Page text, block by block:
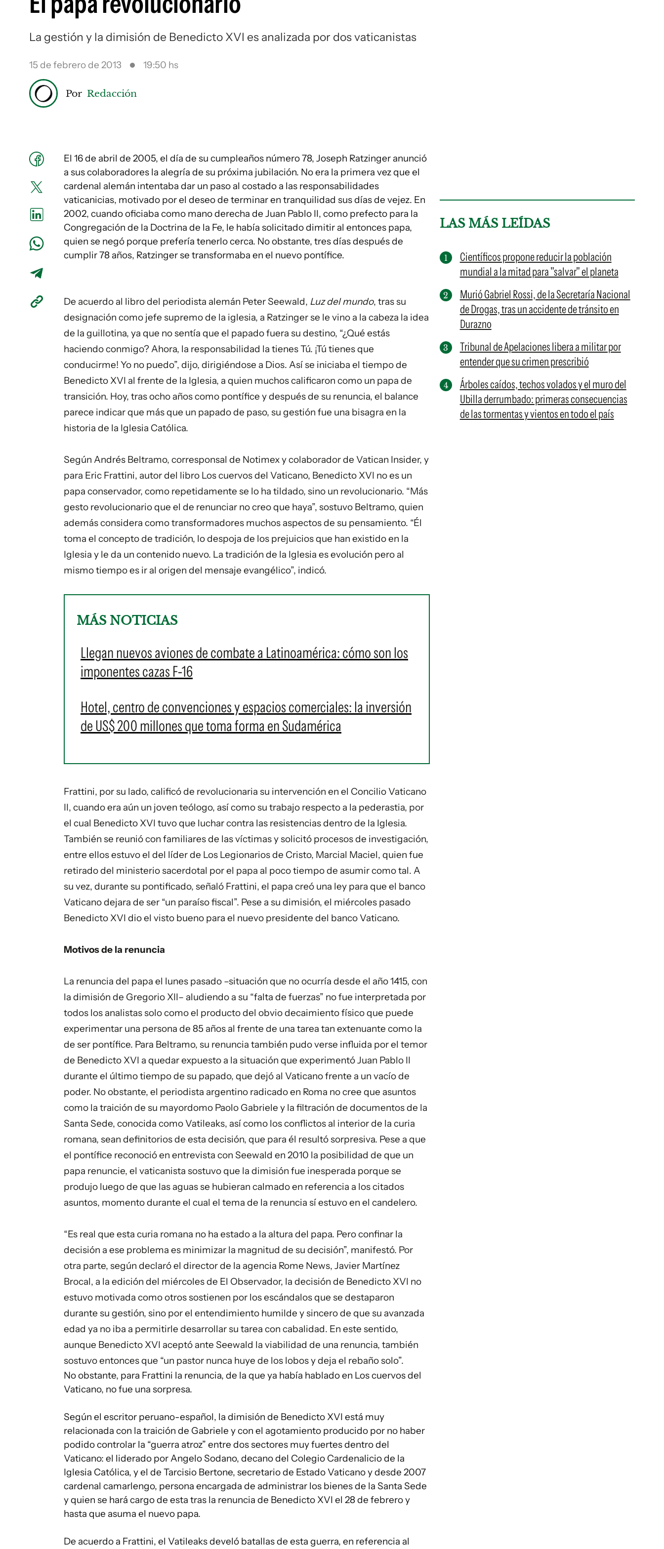
La gestión y la dimisión de Benedicto XVI es analizada por dos vaticanistas
15 de febrero de 2013 19:50 hs
Por Redacción
El 16 de abril de 2005, el día de su cumpleaños número 78, Joseph Ratzinger anunció
a sus colaboradores la alegría de su próxima jubilación. No era la primera vez que el
cardenal alemán intentaba dar un paso al costado a las responsabilidades
vaticanicias, motivado por el deseo de terminar en tranquilidad sus días de vejez. En
2002, cuando oficiaba como mano derecha de Juan Pablo II, como prefecto para la
Congregación de la Doctrina de la Fe, le había solicitado dimitir al entonces papa,
quien se negó porque prefería tenerlo cerca. No obstante, tres días después de
cumplir 78 años, Ratzinger se transformaba en el nuevo pontífice.
De acuerdo al libro del periodista alemán Peter Seewald, Luz del mundo, tras su
designación como jefe supremo de la iglesia, a Ratzinger se le vino a la cabeza la idea
de la guillotina, ya que no sentía que el papado fuera su destino, “¿Qué estás
haciendo conmigo? Ahora, la responsabilidad la tienes Tú. ¡Tú tienes que
conducirme! Yo no puedo”, dijo, dirigiéndose a Dios. Así se iniciaba el tiempo de
Benedicto XVI al frente de la Iglesia, a quien muchos calificaron como un papa de
transición. Hoy, tras ocho años como pontífice y después de su renuncia, el balance
parece indicar que más que un papado de paso, su gestión fue una bisagra en la
historia de la Iglesia Católica.
Según Andrés Beltramo, corresponsal de Notimex y colaborador de Vatican Insider, y
para Eric Frattini, autor del libro Los cuervos del Vaticano, Benedicto XVI no es un
papa conservador, como repetidamente se lo ha tildado, sino un revolucionario. “Más
gesto revolucionario que el de renunciar no creo que haya”, sostuvo Beltramo, quien
además considera como transformadores muchos aspectos de su pensamiento. “Él
toma el concepto de tradición, lo despoja de los prejuicios que han existido en la
Iglesia y le da un contenido nuevo. La tradición de la Iglesia es evolución pero al
mismo tiempo es ir al origen del mensaje evangélico”, indicó.
MÁS NOTICIAS
Llegan nuevos aviones de combate a Latinoamérica: cómo son los
imponentes cazas F-16
Hotel, centro de convenciones y espacios comerciales: la inversión
de US$ 200 millones que toma forma en Sudamérica
Frattini, por su lado, calificó de revolucionaria su intervención en el Concilio Vaticano
II, cuando era aún un joven teólogo, así como su trabajo respecto a la pederastia, por
el cual Benedicto XVI tuvo que luchar contra las resistencias dentro de la Iglesia.
También se reunió con familiares de las víctimas y solicitó procesos de investigación,
entre ellos estuvo el del líder de Los Legionarios de Cristo, Marcial Maciel, quien fue
retirado del ministerio sacerdotal por el papa al poco tiempo de asumir como tal. A
su vez, durante su pontificado, señaló Frattini, el papa creó una ley para que el banco
Vaticano dejara de ser “un paraíso fiscal”. Pese a su dimisión, el miércoles pasado
Benedicto XVI dio el visto bueno para el nuevo presidente del banco Vaticano.
Motivos de la renuncia
La renuncia del papa el lunes pasado –situación que no ocurría desde el año 1415, con
la dimisión de Gregorio XII– aludiendo a su “falta de fuerzas” no fue interpretada por
todos los analistas solo como el producto del obvio decaimiento físico que puede
experimentar una persona de 85 años al frente de una tarea tan extenuante como la
de ser pontífice. Para Beltramo, su renuncia también pudo verse influida por el temor
de Benedicto XVI a quedar expuesto a la situación que experimentó Juan Pablo II
durante el último tiempo de su papado, que dejó al Vaticano frente a un vacío de
poder. No obstante, el periodista argentino radicado en Roma no cree que asuntos
como la traición de su mayordomo Paolo Gabriele y la filtración de documentos de la
Santa Sede, conocida como Vatileaks, así como los conflictos al interior de la curia
romana, sean definitorios de esta decisión, que para él resultó sorpresiva. Pese a que
el pontífice reconoció en entrevista con Seewald en 2010 la posibilidad de que un
papa renuncie, el vaticanista sostuvo que la dimisión fue inesperada porque se
produjo luego de que las aguas se hubieran calmado en referencia a los citados
asuntos, momento durante el cual el tema de la renuncia sí estuvo en el candelero.
“Es real que esta curia romana no ha estado a la altura del papa. Pero confinar la
decisión a ese problema es minimizar la magnitud de su decisión”, manifestó. Por
otra parte, según declaró el director de la agencia Rome News, Javier Martínez
Brocal, a la edición del miércoles de El Observador, la decisión de Benedicto XVI no
estuvo motivada como otros sostienen por los escándalos que se destaparon
durante su gestión, sino por el entendimiento humilde y sincero de que su avanzada
edad ya no iba a permitirle desarrollar su tarea con cabalidad. En este sentido,
aunque Benedicto XVI aceptó ante Seewald la viabilidad de una renuncia, también
sostuvo entonces que “un pastor nunca huye de los lobos y deja el rebaño solo”.
No obstante, para Frattini la renuncia, de la que ya había hablado en Los cuervos del
Vaticano, no fue una sorpresa.
Según el escritor peruano-español, la dimisión de Benedicto XVI está muy
relacionada con la traición de Gabriele y con el agotamiento producido por no haber
podido controlar la “guerra atroz” entre dos sectores muy fuertes dentro del
Vaticano: el liderado por Angelo Sodano, decano del Colegio Cardenalicio de la
Iglesia Católica, y el de Tarcisio Bertone, secretario de Estado Vaticano y desde 2007
cardenal camarlengo, persona encargada de administrar los bienes de la Santa Sede
y quien se hará cargo de esta tras la renuncia de Benedicto XVI el 28 de febrero y
hasta que asuma el nuevo papa.
De acuerdo a Frattini, el Vatileaks develó batallas de esta guerra, en referencia al
LAS MÁS LEÍDAS
Científicos propone reducir la población
mundial a la mitad para "salvar" el planeta
Murió Gabriel Rossi, de la Secretaría Nacional
de Drogas, tras un accidente de tránsito en
Durazno
Tribunal de Apelaciones libera a militar por
entender que su crimen prescribió
Árboles caídos, techos volados y el muro del
Ubilla derrumbado: primeras consecuencias
de las tormentas y vientos en todo el país